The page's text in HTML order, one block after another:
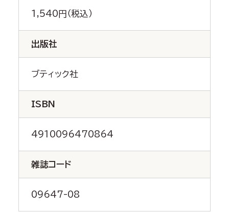
1,540円（税込）
出版社
ブティック社
ISBN
4910096470864
雑誌コード
09647-08